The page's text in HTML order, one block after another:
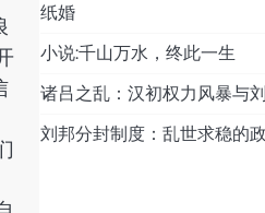
纸婚
小说:千山万水，终此一生
诸吕之乱：汉初权力风暴与
刘邦分封制度：乱世求稳的